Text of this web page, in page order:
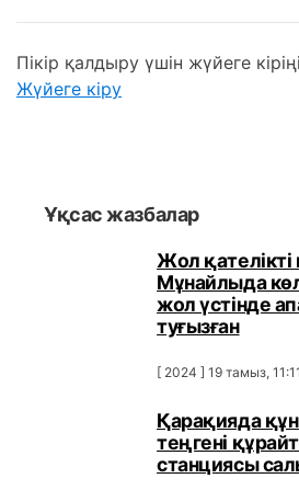
Пікір қалдыру үшін жүйеге
Жүйеге кіру
Ұқсас жазбалар
Жол қателікті
Мұнайлыда
жол үстінде
туғызған
[ 2024 ] 19 тамыз, 11:11
Қарақияда
теңгені
станциясы